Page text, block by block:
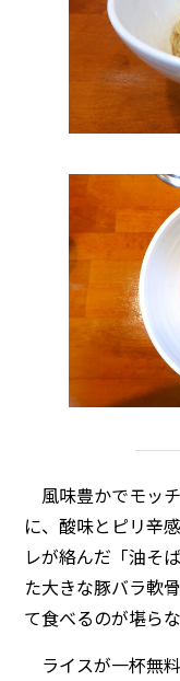
風味豊かでモッ
に、酸味とピリ辛
レが絡んだ「油そ
た大きな豚バラ軟
て食べるのが堪らな
ライスが一杯無